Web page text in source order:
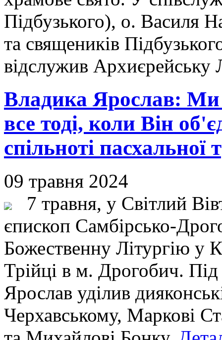
Підбузького), о. Василя
та священиків
відслужив Архиєрейську
Владика Ярослав: Ми
все тоді, коли Він
спільноті пасхальної
09 травня 2024
7 травня, у Світлий
єпископ Самбірсько-
Божественну Літургію у
Трійці в м. Дрогобич.
Ярослав уділив
Черхавському, Маркові